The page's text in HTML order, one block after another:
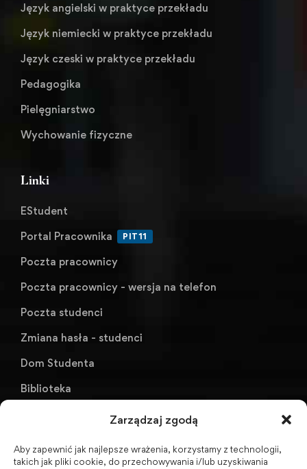
Zarządzaj zgodą
Aby zapewnić jak najlepsze wrażenia, korzystamy z technologii,
takich jak pliki cookie, do przechowywania i/lub uzyskiwania
Język angielski w praktyce przekładu
Język niemiecki w praktyce przekładu
Język czeski w praktyce przekładu
Pedagogika
Pielęgniarstwo
Wychowanie fizyczne
Linki
EStudent
Portal Pracownika
PIT11
Poczta pracownicy
Poczta pracownicy - wersja na telefon
Poczta studenci
Zmiana hasła - studenci
Dom Studenta
Biblioteka
KU AZS ANS w Raciborzu
Biuletyn Informacji Publicznej